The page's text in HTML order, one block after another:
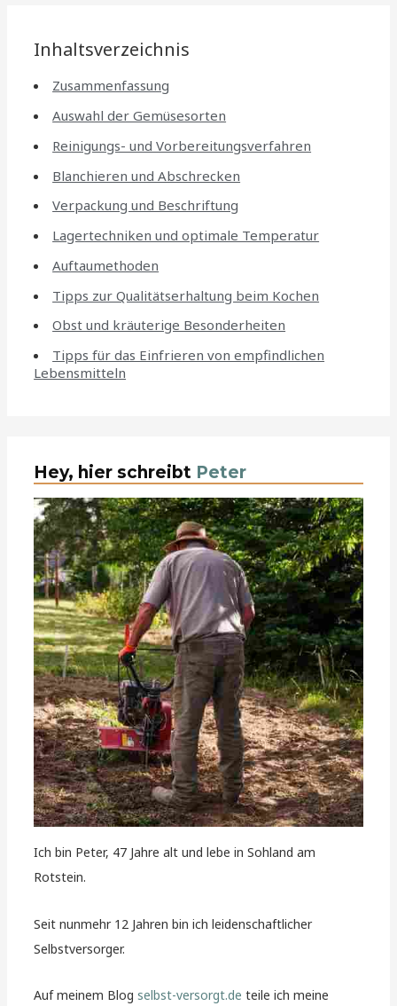
Inhaltsverzeichnis
Zusammenfassung
Auswahl der Gemüsesorten
Reinigungs- und Vorbereitungsverfahren
Blanchieren und Abschrecken
Verpackung und Beschriftung
Lagertechniken und optimale Temperatur
Auftaumethoden
Tipps zur Qualitätserhaltung beim Kochen
Obst und kräuterige Besonderheiten
Tipps für das Einfrieren von empfindlichen
Lebensmitteln
Hey, hier schreibt Peter
Ich bin Peter, 47 Jahre alt und lebe in Sohland am
Rotstein.
Seit nunmehr 12 Jahren bin ich leidenschaftlicher
Selbstversorger.
Auf meinem Blogselbst-versorgt.de teile ich meine